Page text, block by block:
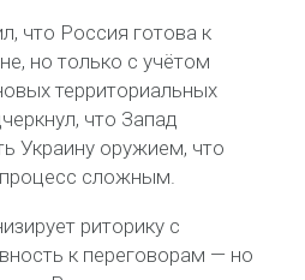
что Россия готова к
но только с учётом
территориальных
что Запад
Украину оружием, что
сложным.
риторику с
к переговорам — но